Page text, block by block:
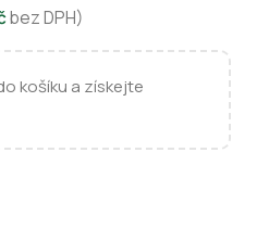
bez DPH)
košíku a získejte